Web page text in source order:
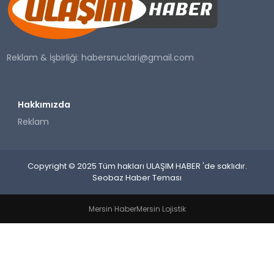
SAĞLIK
YAŞAM
Reklam & İşbirliği:habersnuclari@gmail.com
Hakkımızda
Reklam
Copyright © 2025 Tüm hakları ULAŞIM HABER 'de saklıdır.
Seobaz Haber Teması
Mersin HaberMersin Lojistik